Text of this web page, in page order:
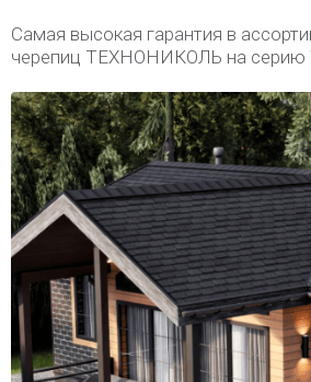
Самая высокая гарантия в
черепиц ТЕХНОНИКОЛЬ на серию